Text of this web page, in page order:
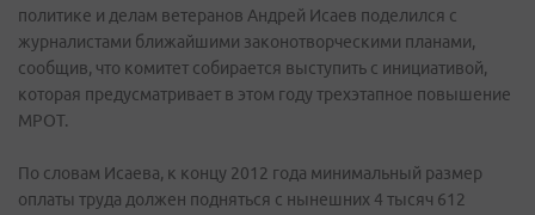
политике и делам ветеранов Андрей Исаев поделился с
журналистами ближайшими законотворческими планами,
сообщив, что комитет собирается выступить с инициативой,
которая предусматривает в этом году трехэтапное повышение
МРОТ.
По словам Исаева, к концу 2012 года минимальный размер
оплаты труда должен подняться с нынешних 4 тысяч 612